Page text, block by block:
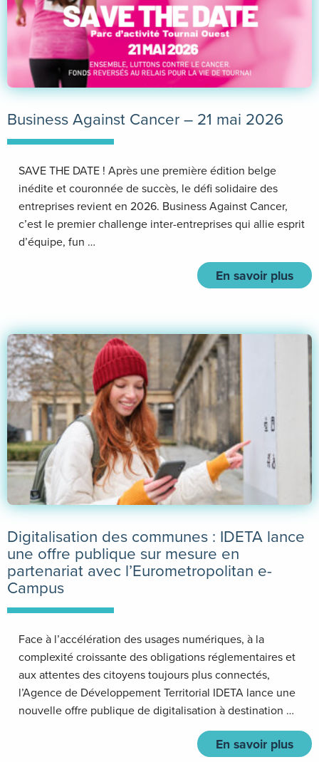
Business Against Cancer – 21 mai 2026
SAVE THE DATE ! Après une première édition belge
inédite et couronnée de succès, le défi solidaire des
entreprises revient en 2026. Business Against Cancer,
c’est le premier challenge inter-entreprises qui allie esprit
d’équipe, fun …
En savoir plus
Digitalisation des communes : IDETA lance
une offre publique sur mesure en
partenariat avec l’Eurometropolitan e-
Campus
Face à l’accélération des usages numériques, à la
complexité croissante des obligations réglementaires et
aux attentes des citoyens toujours plus connectés,
l’Agence de Développement Territorial IDETA lance une
nouvelle offre publique de digitalisation à destination …
En savoir plus